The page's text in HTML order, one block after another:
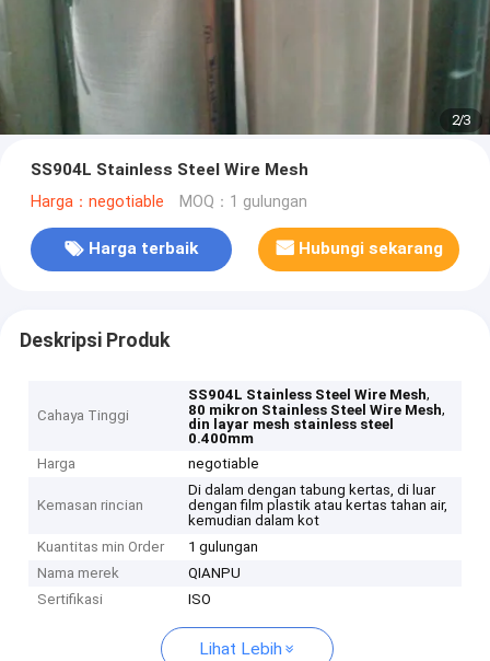
2/3
SS904L Stainless Steel Wire Mesh
Harga：negotiable MOQ：1 gulungan
Harga terbaik Hubungi sekarang
Deskripsi Produk
Cahaya Tinggi
SS904L Stainless Steel Wire Mesh,
80 mikron Stainless Steel Wire Mesh,
din layar mesh stainless steel
0.400mm
Harga
negotiable
Kemasan rincian
Di dalam dengan tabung kertas, di luar
dengan film plastik atau kertas tahan air,
kemudian dalam kot
Kuantitas min Order
1 gulungan
Nama merek
QIANPU
Sertifikasi
ISO
Lihat Lebih